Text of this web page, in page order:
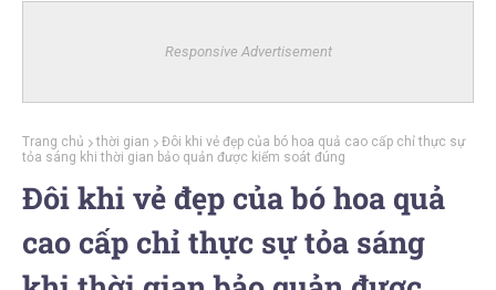
Responsive Advertisement
Trang chủ thời gian
Đôi khi vẻ đẹp của bó hoa quả cao cấp chỉ thực sự
tỏa sáng khi thời gian bảo quản được kiểm soát đúng
Đôi khi vẻ đẹp của bó hoa quả
cao cấp chỉ thực sự tỏa sáng